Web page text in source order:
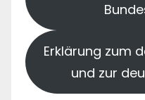
Erklärung zum
und zur